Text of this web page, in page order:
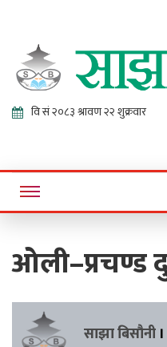
Online News Portal
ओली–प्रचण्ड
साझा बिसौनी ।